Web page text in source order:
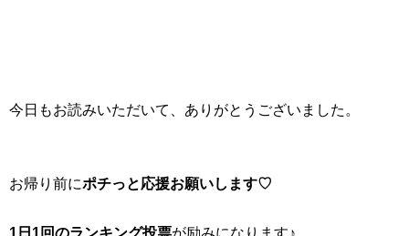
今日もお読みいただいて、ありがとうございました。
お帰り前にポチっと応援お願いします♡